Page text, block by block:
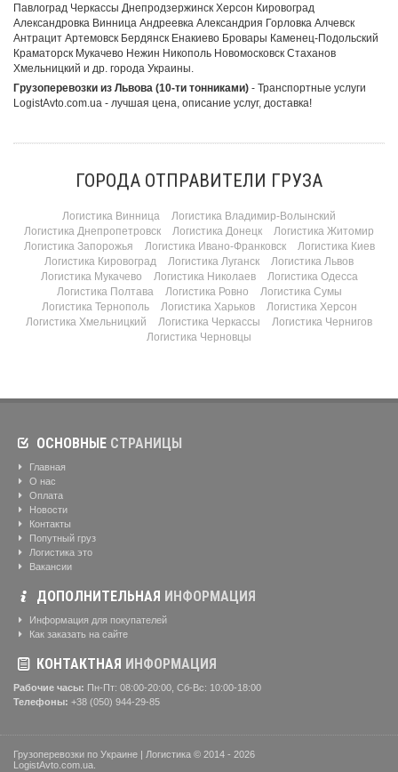
Павлоград Черкассы Днепродзержинск Херсон Кировоград
Александровка Винница Андреевка Александрия Горловка Алчевск
Антрацит Артемовск Бердянск Енакиево Бровары Каменец-Подольский
Краматорск Мукачево Нежин Никополь Новомосковск Стаханов
Хмельницкий и др. города Украины.
Грузоперевозки из Львова (10-ти тонниками) - Транспортные услуги
LogistAvto.com.ua - лучшая цена, описание услуг, доставка!
ГОРОДА ОТПРАВИТЕЛИ ГРУЗА
Логистика Винница
Логистика Владимир-Волынский
Логистика Днепропетровск
Логистика Донецк
Логистика Житомир
Логистика Запорожья
Логистика Ивано-Франковск
Логистика Киев
Логистика Кировоград
Логистика Луганск
Логистика Львов
Логистика Мукачево
Логистика Николаев
Логистика Одесса
Логистика Полтава
Логистика Ровно
Логистика Сумы
Логистика Тернополь
Логистика Харьков
Логистика Херсон
Логистика Хмельницкий
Логистика Черкассы
Логистика Чернигов
Логистика Черновцы
ОСНОВНЫЕ СТРАНИЦЫ
Главная
О нас
Оплата
Новости
Контакты
Попутный груз
Логистика это
Вакансии
ДОПОЛНИТЕЛЬНАЯ ИНФОРМАЦИЯ
Информация для покупателей
Как заказать на сайте
КОНТАКТНАЯ ИНФОРМАЦИЯ
Рабочие часы: Пн-Пт: 08:00-20:00, Сб-Вс: 10:00-18:00
Телефоны: +38 (050) 944-29-85
Грузоперевозки по Украине | Логистика © 2014 - 2026
LogistAvto.com.ua.